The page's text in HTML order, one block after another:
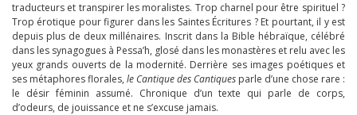
traducteurs et transpirer les moralistes. Trop charnel pour être spirituel ?
Trop érotique pour figurer dans les Saintes Écritures ? Et pourtant, il y est
depuis plus de deux millénaires. Inscrit dans la Bible hébraïque, célébré
dans les synagogues à Pessa’h, glosé dans les monastères et relu avec les
yeux grands ouverts de la modernité. Derrière ses images poétiques et
ses métaphores florales, le Cantique des Cantiques parle d’une chose rare :
le désir féminin assumé. Chronique d’un texte qui parle de corps,
d’odeurs, de jouissance et ne s’excuse jamais.